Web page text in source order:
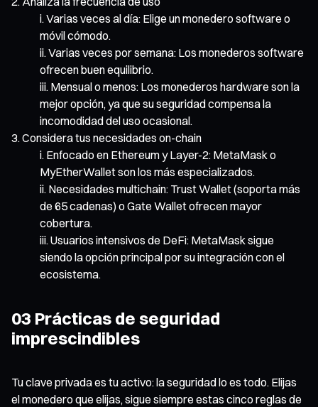
Varias veces al día: Elige un monedero software o
móvil cómodo.
Varias veces por semana: Los monederos software
ofrecen buen equilibrio.
Mensual o menos: Los monederos hardware son la
mejor opción, ya que su seguridad compensa la
incomodidad del uso ocasional.
Considera tus necesidades on-chain
Enfocado en Ethereum y Layer-2: MetaMask o
MyEtherWallet son los más especializados.
Necesidades multichain: Trust Wallet (soporta más
de 65 cadenas) o Gate Wallet ofrecen mayor
cobertura.
Usuarios intensivos de DeFi: MetaMask sigue
siendo la opción principal por su integración con el
ecosistema.
03 Prácticas de seguridad
imprescindibles
Tu clave privada es tu activo: la seguridad lo es todo. Elijas
el monedero que elijas, sigue siempre estas cinco reglas de